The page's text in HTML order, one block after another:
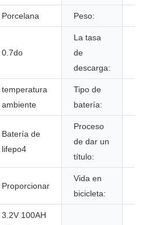
Porcelana Peso:
0.7do
La tasa
de
descarga:
temperatura
ambiente
Tipo de
batería:
Batería de
lifepo4
Proceso
de dar un
título:
Proporcionar
Vida en
bicicleta:
3.2V 100AH ​​